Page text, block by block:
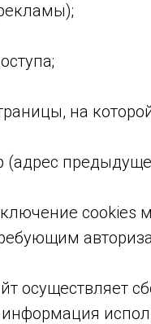
на
(адрес
cookies
осуществляет